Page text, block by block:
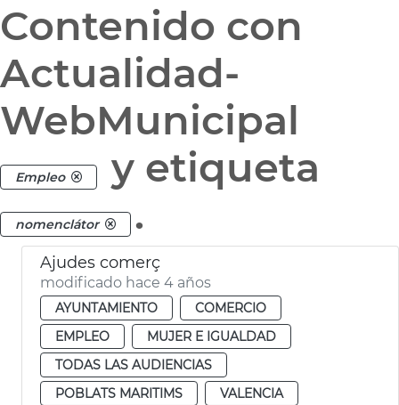
Contenido con
Actualidad-
WebMunicipal
Empleo y etiqueta
nomenclátor .
Ajudes comerç
modificado hace 4 años
AYUNTAMIENTO
COMERCIO
EMPLEO
MUJER E IGUALDAD
TODAS LAS AUDIENCIAS
POBLATS MARITIMS
VALENCIA